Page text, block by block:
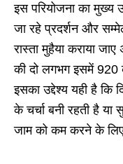
इस परियोजना का मुख्य
जा रहे प्रदर्शन और
रास्ता मुहैया कराया
की दो लगभग इसमें 920
इसका उद्देश्य यही है कि
के चर्चा बनी रहती है या
जाम को कम करने के